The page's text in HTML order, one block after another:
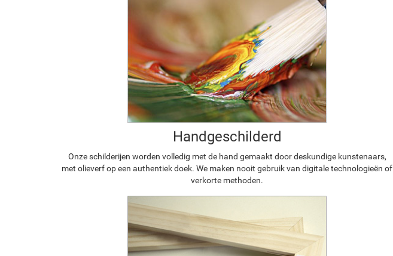
Handgeschilderd
Onze schilderijen worden volledig met de hand gemaakt door deskundige kunstenaars,
met olieverf op een authentiek doek. We maken nooit gebruik van digitale technologieën of
verkorte methoden.